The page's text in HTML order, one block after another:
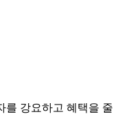
를 강요하고 혜택을 줄